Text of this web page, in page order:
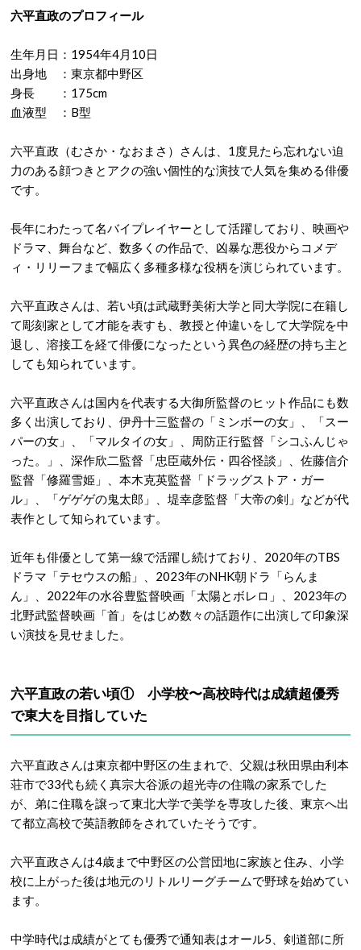
六平直政のプロフィール
生年月日：1954年4月10日
出身地 ：東京都中野区
身長 ：175cm
血液型 ：B型
六平直政（むさか・なおまさ）さんは、1度見たら忘れない迫
力のある顔つきとアクの強い個性的な演技で人気を集める俳優
です。
長年にわたって名バイプレイヤーとして活躍しており、映画や
ドラマ、舞台など、数多くの作品で、凶暴な悪役からコメデ
ィ・リリーフまで幅広く多種多様な役柄を演じられています。
六平直政さんは、若い頃は武蔵野美術大学と同大学院に在籍し
て彫刻家として才能を表すも、教授と仲違いをして大学院を中
退し、溶接工を経て俳優になったという異色の経歴の持ち主と
しても知られています。
六平直政さんは国内を代表する大御所監督のヒット作品にも数
多く出演しており、伊丹十三監督の「ミンボーの女」、「スー
パーの女」、「マルタイの女」、周防正行監督「シコふんじゃ
った。」、深作欣二監督「忠臣蔵外伝・四谷怪談」、佐藤信介
監督「修羅雪姫」、本木克英監督「ドラッグストア・ガー
ル」、「ゲゲゲの鬼太郎」、堤幸彦監督「大帝の剣」などが代
表作として知られています。
近年も俳優として第一線で活躍し続けており、2020年のTBS
ドラマ「テセウスの船」、2023年のNHK朝ドラ「らんま
ん」、2022年の水谷豊監督映画「太陽とボレロ」、2023年の
北野武監督映画「首」をはじめ数々の話題作に出演して印象深
い演技を見せました。
六平直政の若い頃① 小学校〜高校時代は成績超優秀
で東大を目指していた
六平直政さんは東京都中野区の生まれで、父親は秋田県由利本
荘市で33代も続く真宗大谷派の超光寺の住職の家系でした
が、弟に住職を譲って東北大学で美学を専攻した後、東京へ出
て都立高校で英語教師をされていたそうです。
六平直政さんは4歳まで中野区の公営団地に家族と住み、小学
校に上がった後は地元のリトルリーグチームで野球を始めてい
ます。
中学時代は成績がとても優秀で通知表はオール5、剣道部に所